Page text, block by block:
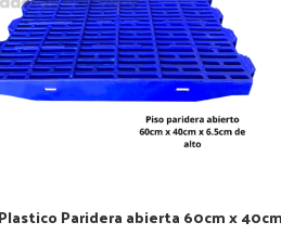
Paridera abierta 60cm x